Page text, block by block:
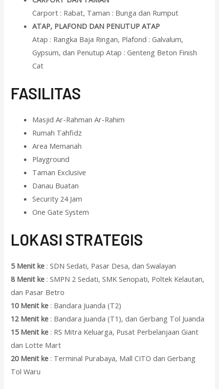
Carport : Rabat, Taman : Bunga dan Rumput
ATAP, PLAFOND DAN PENUTUP ATAP
Atap : Rangka Baja Ringan, Plafond : Galvalum,
Gypsum, dan Penutup Atap : Genteng Beton Finish
Cat
FASILITAS
Masjid Ar-Rahman Ar-Rahim
Rumah Tahfidz
Area Memanah
Playground
Taman Exclusive
Danau Buatan
Security 24 Jam
One Gate System
LOKASI STRATEGIS
5 Menit ke : SDN Sedati, Pasar Desa, dan Swalayan
8 Menit ke : SMPN 2 Sedati, SMK Senopati, Poltek Kelautan,
dan Pasar Betro
10 Menit ke : Bandara Juanda (T2)
12 Menit ke : Bandara Juanda (T1), dan Gerbang Tol Juanda
15 Menit ke : RS Mitra Keluarga, Pusat Perbelanjaan Giant
dan Lotte Mart
20 Menit ke : Terminal Purabaya, Mall CITO dan Gerbang
Tol Waru